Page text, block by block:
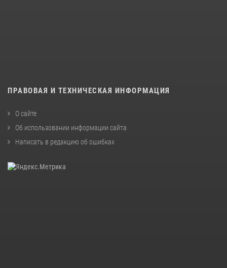
ПРАВОВАЯ И ТЕХНИЧЕСКАЯ ИНФОРМАЦИЯ
О сайте
Об использовании информации сайта
Написать в редакцию об ошибках